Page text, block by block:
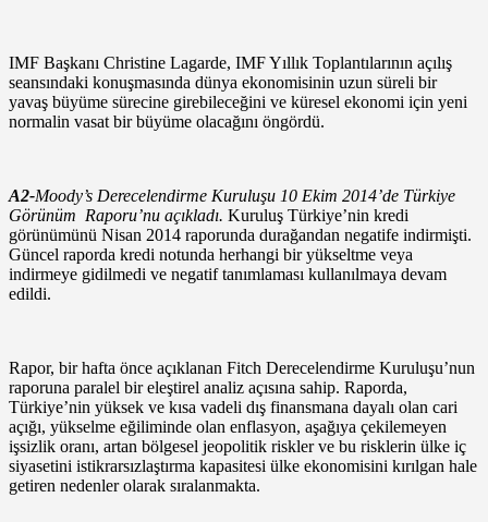
IMF Başkanı Christine Lagarde, IMF Yıllık Toplantılarının açılış
seansındaki konuşmasında dünya ekonomisinin uzun süreli bir
yavaş büyüme sürecine girebileceğini ve küresel ekonomi için yeni
normalin vasat bir büyüme olacağını öngördü.
A2-Moody’s Derecelendirme Kuruluşu 10 Ekim 2014’de Türkiye
Görünüm Raporu’nu açıkladı. Kuruluş Türkiye’nin kredi
görünümünü Nisan 2014 raporunda durağandan negatife indirmişti.
Güncel raporda kredi notunda herhangi bir yükseltme veya
indirmeye gidilmedi ve negatif tanımlaması kullanılmaya devam
edildi.
Rapor, bir hafta önce açıklanan Fitch Derecelendirme Kuruluşu’nun
raporuna paralel bir eleştirel analiz açısına sahip. Raporda,
Türkiye’nin yüksek ve kısa vadeli dış finansmana dayalı olan cari
açığı, yükselme eğiliminde olan enflasyon, aşağıya çekilemeyen
işsizlik oranı, artan bölgesel jeopolitik riskler ve bu risklerin ülke iç
siyasetini istikrarsızlaştırma kapasitesi ülke ekonomisini kırılgan hale
getiren nedenler olarak sıralanmakta.